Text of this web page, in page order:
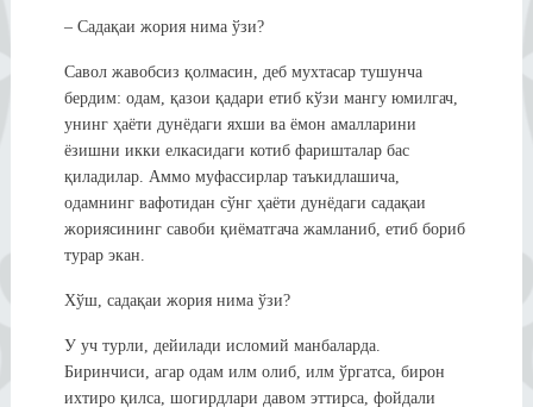
– Садақаи жория нима ўзи?
Савол жавобсиз қолмасин, деб мухтасар тушунча
бердим: одам, қазои қадари етиб кўзи мангу юмилгач,
унинг ҳаёти дунёдаги яхши ва ёмон амалларини
ёзишни икки елкасидаги котиб фаришталар бас
қиладилар. Аммо муфассирлар таъкидлашича,
одамнинг вафотидан сўнг ҳаёти дунёдаги садақаи
жориясининг савоби қиёматгача жамланиб, етиб бориб
турар экан.
Хўш, садақаи жория нима ўзи?
У уч турли, дейилади исломий манбаларда.
Биринчиси, агар одам илм олиб, илм ўргатса, бирон
ихтиро қилса, шогирдлари давом эттирса, фойдали